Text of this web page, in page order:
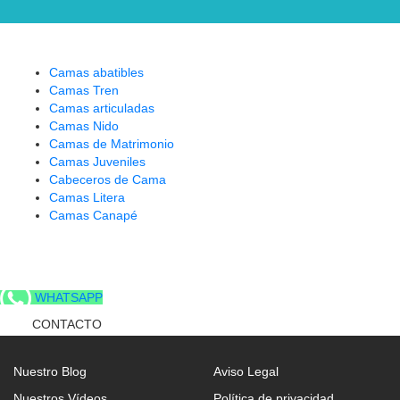
Camas abatibles
Camas Tren
Camas articuladas
Camas Nido
Camas de Matrimonio
Camas Juveniles
Cabeceros de Cama
Camas Litera
Camas Canapé
WHATSAPP
CONTACTO
Nuestro Blog
Aviso Legal